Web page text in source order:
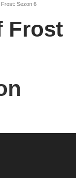
Frost: Sezon 6
Frost